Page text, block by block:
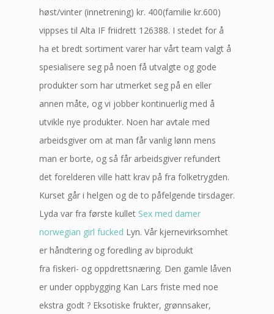
høst/vinter (innetrening) kr. 400(familie kr.600)
vippses til Alta IF friidrett 126388. I stedet for å
ha et bredt sortiment varer har vårt team valgt å
spesialisere seg på noen få utvalgte og gode
produkter som har utmerket seg på en eller
annen måte, og vi jobber kontinuerlig med å
utvikle nye produkter. Noen har avtale med
arbeidsgiver om at man får vanlig lønn mens
man er borte, og så får arbeidsgiver refundert
det forelderen ville hatt krav på fra folketrygden.
Kurset går i helgen og de to påfelgende tirsdager.
Lyda var fra første kullet Sex med damer
norwegian girl fucked Lyn. Vår kjernevirksomhet
er håndtering og foredling av biprodukt
fra fiskeri- og oppdrettsnæring. Den gamle låven
er under oppbygging Kan Lars friste med noe
ekstra godt ? Eksotiske frukter, grønnsaker,